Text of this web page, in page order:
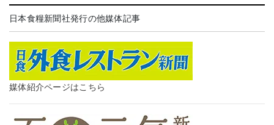
日本食糧新聞社発行の他媒体記事
媒体紹介ページはこちら